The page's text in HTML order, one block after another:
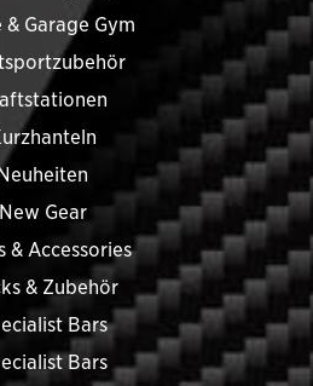
& Garage Gym
New Gear
& Accessories
& Zubehör
Bars
Bars